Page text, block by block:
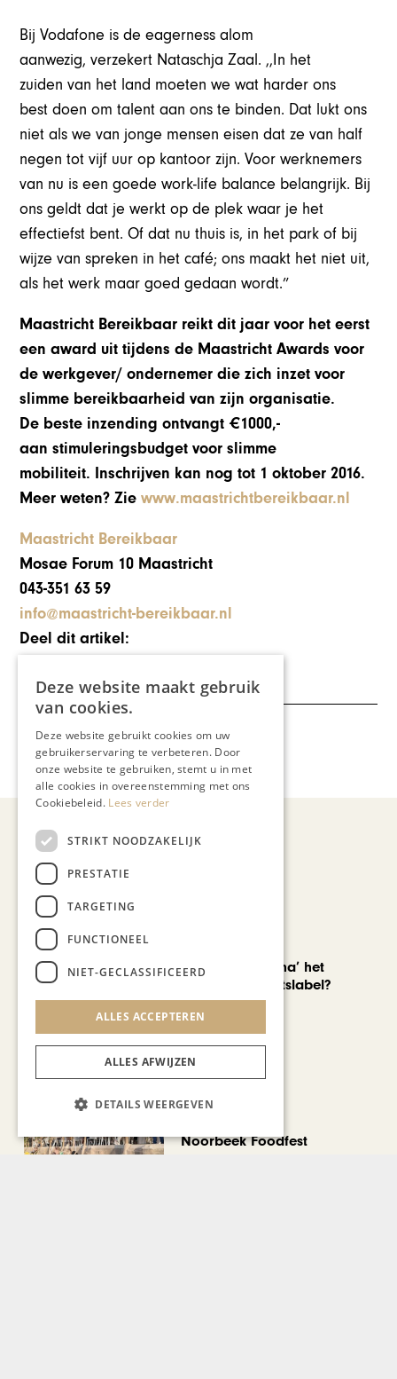
Bij Vodafone is de eagerness alom
aanwezig, verzekert Nataschja Zaal. ,,In het
zuiden van het land moeten we wat harder ons
best doen om talent aan ons te binden. Dat lukt ons
niet als we van jonge mensen eisen dat ze van half
negen tot vijf uur op kantoor zijn. Voor werknemers
van nu is een goede work-life balance belangrijk. Bij
ons geldt dat je werkt op de plek waar je het
effectiefst bent. Of dat nu thuis is, in het park of bij
wijze van spreken in het café; ons maakt het niet uit,
als het werk maar goed gedaan wordt.”
Maastricht Bereikbaar reikt dit jaar voor het eerst
een award uit tijdens de Maastricht Awards voor
de werkgever/ ondernemer die zich inzet voor
slimme bereikbaarheid van zijn organisatie.
De beste inzending ontvangt €1000,-
aan stimuleringsbudget voor slimme
mobiliteit. Inschrijven kan nog tot 1 oktober 2016.
Meer weten? Ziewww.maastrichtbereikbaar.nl
Maastricht Bereikbaar
Mosae Forum 10 Maastricht
043-351 63 59
info@maastricht-bereikbaar.n
Deel dit artikel:
Meer artikelen over:
Reizen
Recent nieuws
Is ‘Made in China’ het
nieuwe kwaliteitslabel?
Noorbeek Foodfest
Deze website maakt gebruik
van cookies.
Deze website gebruikt cookies om uw
gebruikerservaring te verbeteren. Door
onze website te gebruiken, stemt u in met
alle cookies in overeenstemming met ons
Cookiebeleid. Lees verder
STRIKT NOODZAKELIJK
PRESTATIE
TARGETING
FUNCTIONEEL
NIET-GECLASSIFICEERD
ALLES ACCEPTEREN
ALLES AFWIJZEN
DETAILS WEERGEVEN